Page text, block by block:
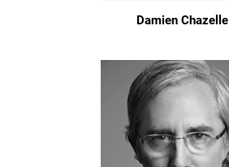
Damien Chazelle